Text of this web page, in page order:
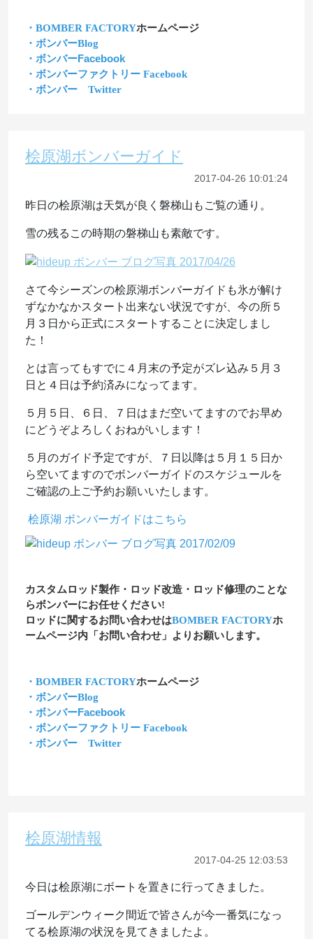
・BOMBER FACTORYホームページ
・ボンバーBlog
・ボンバーFacebook
・ボンバーファクトリー Facebook
・ボンバー Twitter
桧原湖ボンバーガイド
2017-04-26 10:01:24
昨日の桧原湖は天気が良く磐梯山もご覧の通り。
雪の残るこの時期の磐梯山も素敵です。
さて今シーズンの桧原湖ボンバーガイドも氷が解け
ずなかなかスタート出来ない状況ですが、今の所５
月３日から正式にスタートすることに決定しまし
た！
とは言ってもすでに４月末の予定がズレ込み５月３
日と４日は予約済みになってます。
５月５日、６日、７日はまだ空いてますのでお早め
にどうぞよろしくおねがいします！
５月のガイド予定ですが、７日以降は５月１５日か
ら空いてますのでボンバーガイドのスケジュールを
ご確認の上ご予約お願いいたします。
桧原湖 ボンバーガイドはこちら
カスタムロッド製作・ロッド改造・ロッド修理のことな
らボンバーにお任せください!
ロッドに関するお問い合わせはBOMBER FACTORYホ
ームページ内「お問い合わせ」よりお願いします。
・BOMBER FACTORYホームページ
・ボンバーBlog
・ボンバーFacebook
・ボンバーファクトリー Facebook
・ボンバー Twitter
桧原湖情報
2017-04-25 12:03:53
今日は桧原湖にボートを置きに行ってきました。
ゴールデンウィーク間近で皆さんが今一番気になっ
てる桧原湖の状況を見てきましたよ。